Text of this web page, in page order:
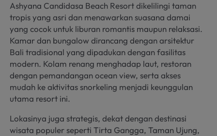
Ashyana Candidasa Beach Resort dikelilingi taman
tropis yang asri dan menawarkan suasana damai
yang cocok untuk liburan romantis maupun relaksasi.
Kamar dan bungalow dirancang dengan arsitektur
Bali tradisional yang dipadukan dengan fasilitas
modern. Kolam renang menghadap laut, restoran
dengan pemandangan ocean view, serta akses
mudah ke aktivitas snorkeling menjadi keunggulan
utama resort ini.
Lokasinya juga strategis, dekat dengan destinasi
wisata populer seperti Tirta Gangga, Taman Ujung,